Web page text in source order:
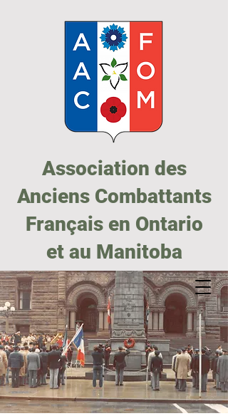
Association des
Anciens Combattants
Français en Ontario
et au Manitoba
Devenir membre